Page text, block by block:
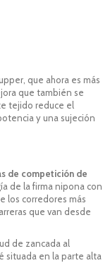
que ahora es más
que también se
tejido reduce el
y una sujeción
de competición de
de la firma nipona con
los corredores más
que van desde
de zancada al
situada en la parte alta